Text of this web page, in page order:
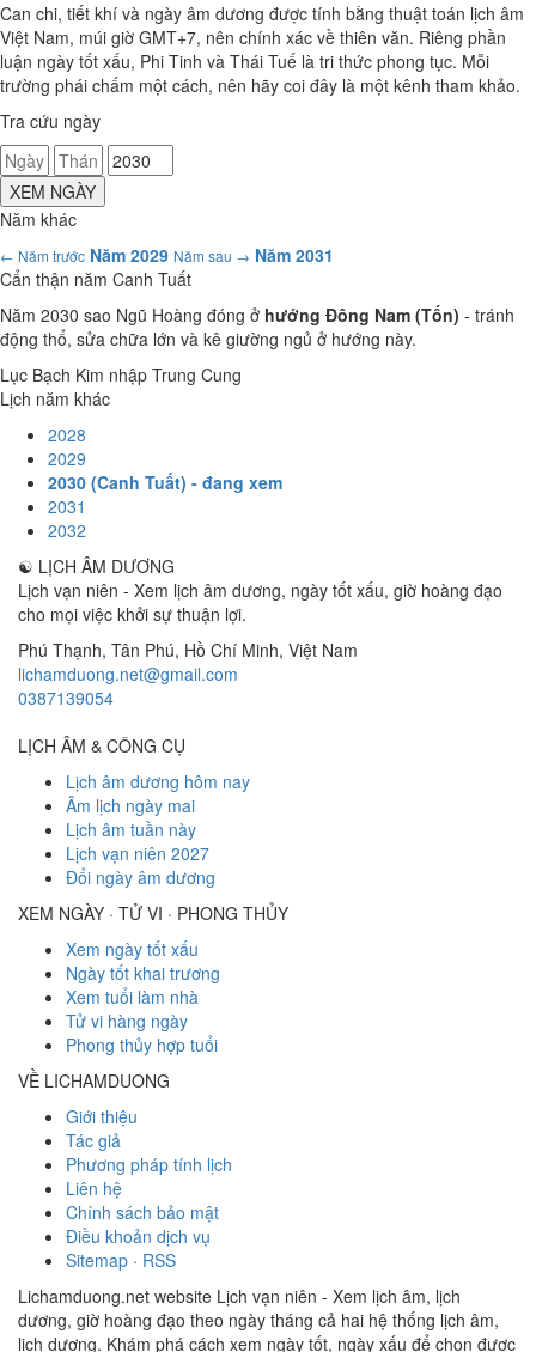
Can chi, tiết khí và ngày âm dương được tính bằng thuật toán lịch âm
Việt Nam, múi giờ GMT+7, nên chính xác về thiên văn. Riêng phần
luận ngày tốt xấu, Phi Tinh và Thái Tuế là tri thức phong tục. Mỗi
trường phái chấm một cách, nên hãy coi đây là một kênh tham khảo.
Tra cứu ngày
XEM NGÀY
Năm khác
← Năm trước Năm 2029 Năm sau → Năm 2031
Cẩn thận năm Canh Tuất
Năm 2030 sao Ngũ Hoàng đóng ở hướng Đông Nam (Tốn) - tránh
động thổ, sửa chữa lớn và kê giường ngủ ở hướng này.
Lục Bạch Kim nhập Trung Cung
Lịch năm khác
2028
2029
2030 (Canh Tuất) - đang xem
2031
2032
☯ LỊCH ÂM DƯƠNG
Lịch vạn niên - Xem lịch âm dương, ngày tốt xấu, giờ hoàng đạo
cho mọi việc khởi sự thuận lợi.
Phú Thạnh, Tân Phú, Hồ Chí Minh, Việt Nam
lichamduong.net@gmail.com
0387139054
LỊCH ÂM & CÔNG CỤ
Lịch âm dương hôm nay
Âm lịch ngày mai
Lịch âm tuần này
Lịch vạn niên 2027
Đổi ngày âm dương
XEM NGÀY · TỬ VI · PHONG THỦY
Xem ngày tốt xấu
Ngày tốt khai trương
Xem tuổi làm nhà
Tử vi hàng ngày
Phong thủy hợp tuổi
VỀ LICHAMDUONG
Giới thiệu
Tác giả
Phương pháp tính lịch
Liên hệ
Chính sách bảo mật
Điều khoản dịch vụ
Sitemap · RSS
Lichamduong.net website Lịch vạn niên - Xem lịch âm, lịch
dương, giờ hoàng đạo theo ngày tháng cả hai hệ thống lịch âm,
lịch dương. Khám phá cách xem ngày tốt, ngày xấu để chọn được